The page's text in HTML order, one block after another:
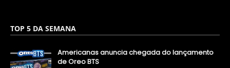
TOP 5 DA SEMANA
Americanas anuncia chegada do lançamento
de Oreo BTS